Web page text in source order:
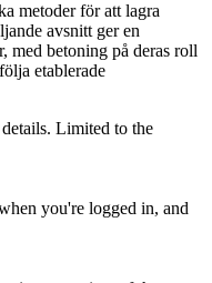
metoder för att lagra
avsnitt ger en
med betoning på deras roll
etablerade
Limited to the
you're logged in, and